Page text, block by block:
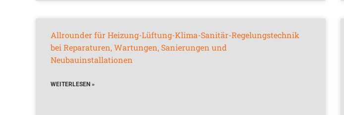
Allrounder für Heizung-Lüftung-Klima-Sanitär-Regelungstechnik
bei Reparaturen, Wartungen, Sanierungen und
Neubauinstallationen
WEITERLESEN »